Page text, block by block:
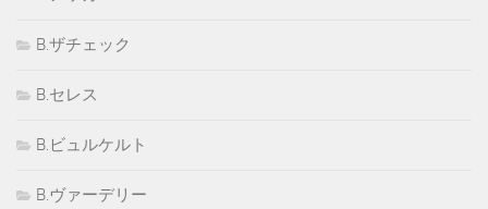
B.ザチェック
B.セレス
B.ビュルケルト
B.ヴァーデリー